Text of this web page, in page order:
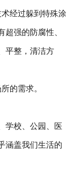
经过躲到特殊涂
超强的防腐性、
平整，清洁方
的需求。
学校、公园、医
涵盖我们生活的